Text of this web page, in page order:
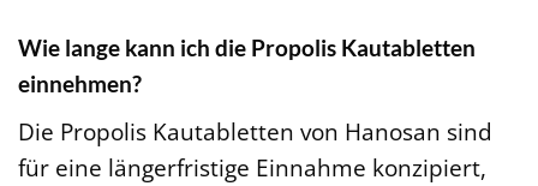
Wie lange kann ich die Propolis Kautabletten
einnehmen?
Die Propolis Kautabletten von Hanosan sind
für eine längerfristige Einnahme konzipiert,